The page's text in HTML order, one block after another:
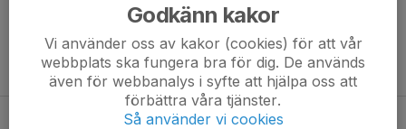
Tidigare nyheter
Uppstartsläger 14-17 augusti, från märke 4
Godkänn kakor
Vi använder oss av kakor (cookies) för att vår
webbplats ska fungera bra för dig. De används
även för webbanalys i syfte att hjälpa oss att
förbättra våra tjänster.
Så använder vi cookies